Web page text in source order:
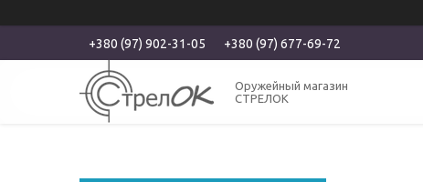
+380 (97) 902-31-05 +380 (97) 677-69-72
Оружейный магазин
СТРЕЛОК